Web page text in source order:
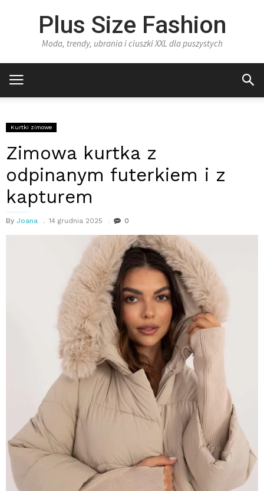
Plus Size Fashion
Moda, trendy, ubrania i ciuszki XXL dla puszystych
Kurtki zimowe
Zimowa kurtka z
odpinanym futerkiem i z
kapturem
By Joana 14 grudnia 2025 0